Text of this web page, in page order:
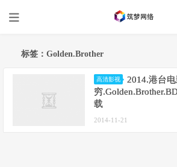
标签：Golden.Brother
高清影视
2014.港台
穷
载
2014-11-21